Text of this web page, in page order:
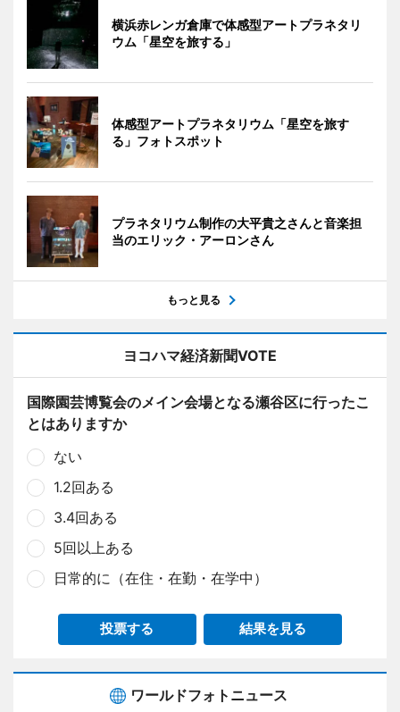
横浜赤レンガ倉庫で体感型アートプラネタリ
ウム「星空を旅する」
体感型アートプラネタリウム「星空を旅す
る」フォトスポット
プラネタリウム制作の大平貴之さんと音楽担
当のエリック・アーロンさん
もっと見る
ヨコハマ経済新聞VOTE
国際園芸博覧会のメイン会場となる瀬谷区に行ったこ
とはありますか
ない
1.2回ある
3.4回ある
5回以上ある
日常的に（在住・在勤・在学中）
投票する 結果を見る
ワールドフォトニュース